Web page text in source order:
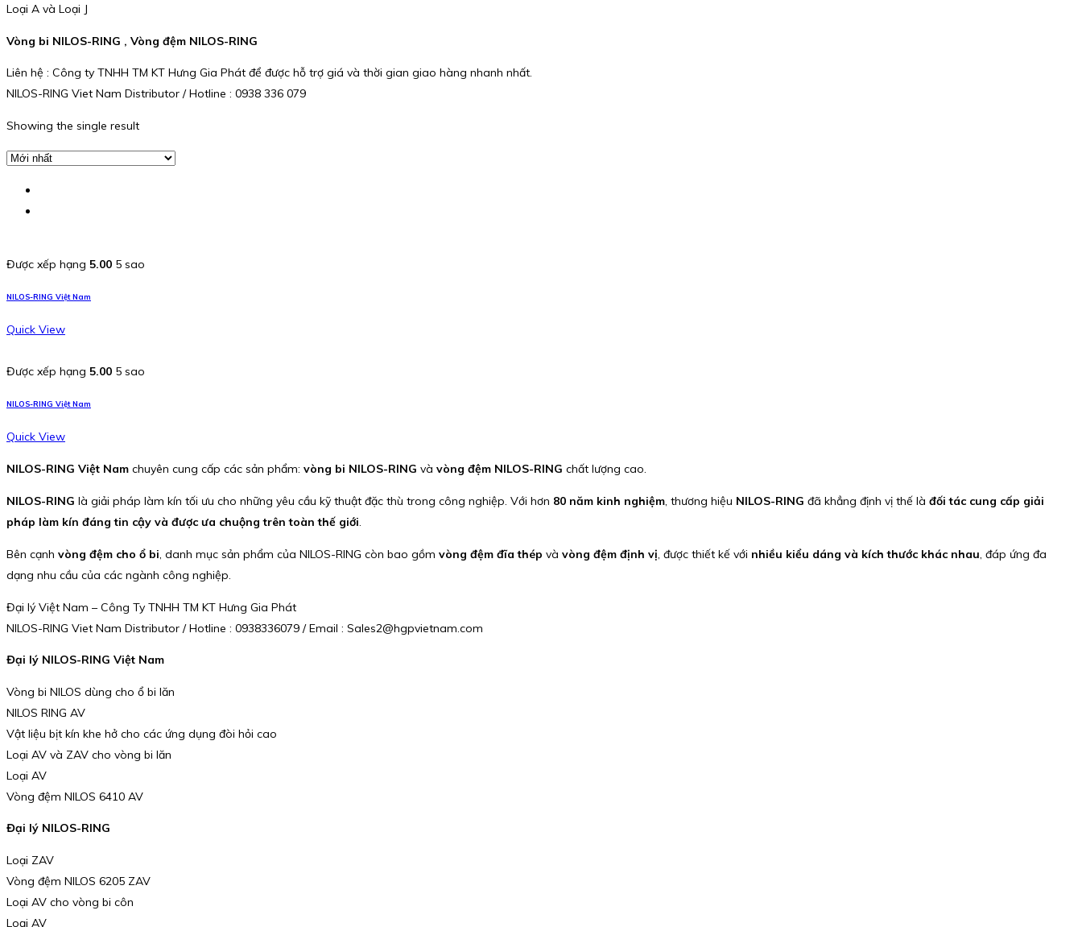
Loại A và Loại J
Vòng bi NILOS-RING , Vòng đệm NILOS-RING
Liên hệ : Công ty TNHH TM KT Hưng Gia Phát để được hỗ trợ giá và thời gian giao hàng nhanh nhất.
NILOS-RING Viet Nam Distributor / Hotline : 0938 336 079
Showing the single result
Được xếp hạng 5.00 5 sao
NILOS-RING Việt Nam
Quick View
Được xếp hạng 5.00 5 sao
NILOS-RING Việt Nam
Quick View
NILOS-RING Việt Nam chuyên cung cấp các sản phẩm: vòng bi NILOS-RING và vòng đệm NILOS-RING chất lượng cao.
NILOS-RING là giải pháp làm kín tối ưu cho những yêu cầu kỹ thuật đặc thù trong công nghiệp. Với hơn 80 năm kinh nghiệm , thương hiệu NILOS-RING đã khẳng định vị thế là đối tác cung cấp giải
pháp làm kín đáng tin cậy và được ưa chuộng trên toàn thế giới
Bên cạnh vòng đệm cho ổ bi , danh mục sản phẩm của NILOS-RING còn bao gồm vòng đệm đĩa thép và vòng đệm định vị , được thiết kế với nhiều kiểu dáng và kích thước khác nhau , đáp ứng đa
dạng nhu cầu của các ngành công nghiệp.
Đại lý Việt Nam – Công Ty TNHH TM KT Hưng Gia Phát
NILOS-RING Viet Nam Distributor / Hotline : 0938336079 / Email : Sales2@hgpvietnam.com
Đại lý NILOS-RING Việt Nam
Vòng bi NILOS dùng cho ổ bi lăn
NILOS RING AV
Vật liệu bịt kín khe hở cho các ứng dụng đòi hỏi cao
Loại AV và ZAV cho vòng bi lăn
Loại AV
Vòng đệm NILOS 6410 AV
Đại lý NILOS-RING
Loại ZAV
Vòng đệm NILOS 6205 ZAV
Loại AV cho vòng bi côn
Loại AV